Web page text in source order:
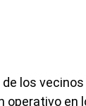
los
en